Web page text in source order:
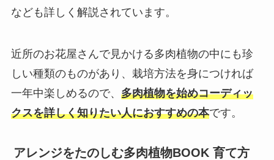
なども詳しく解説されています。
近所のお花屋さんで見かける多肉植物の中にも珍
しい種類のものがあり、栽培方法を身につければ
一年中楽しめるので、 多肉植物を始めコーディッ
クスを詳しく知りたい人におすすめの本です。
アレンジをたのしむ多肉植物BOOK 育て方